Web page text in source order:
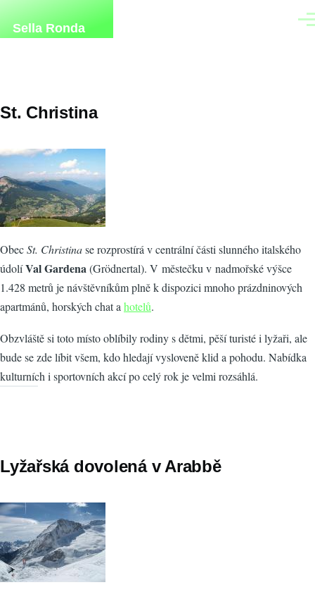
Sella Ronda
St. Christina
ObecSt. Christinase rozprostírá v centrální části slunného italského
údolíVal Gardena(Grödnertal). V městečku v nadmořské výšce
1.428 metrů je návštěvníkům plně k dispozici mnoho prázdninových
apartmánů, horských chat a hotelů.
Obzvláště si toto místo oblíbily rodiny s dětmi, pěší turisté i lyžaři, ale
bude se zde líbit všem, kdo hledají vysloveně klid a pohodu. Nabídka
kulturních i sportovních akcí po celý rok je velmi rozsáhlá.
Lyžařská dovolená v Arabbě